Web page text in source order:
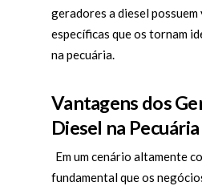
geradores a diesel possuem
específicas que os tornam
na pecuária.
Vantagens dos
Diesel na Pecuária
Em um cenário altamente
fundamental que os